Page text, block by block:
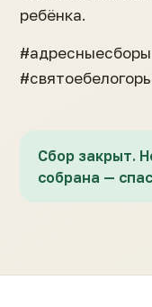
ребёнка.
#адресныесборы
Сбор закрыт.
собрана —